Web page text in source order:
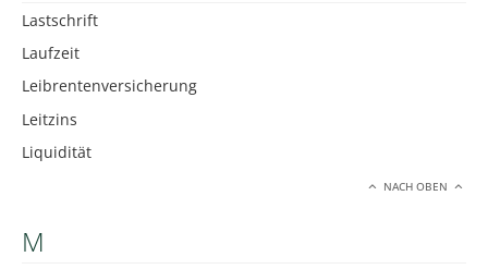
Lastschrift
Laufzeit
Leibrentenversicherung
Leitzins
Liquidität
NACH OBEN
M